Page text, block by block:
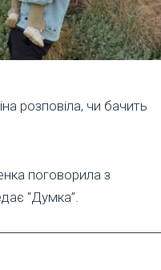
розповіла, чи бачить
поговорила з
"Думка”.